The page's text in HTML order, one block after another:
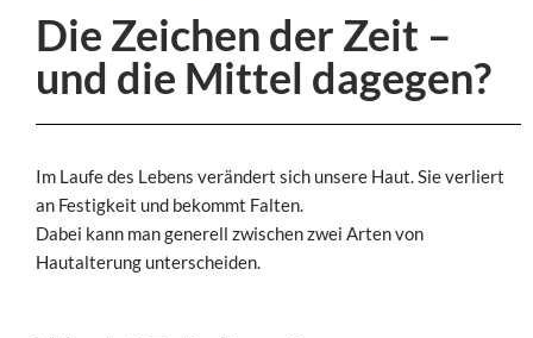
Die Zeichen der Zeit –
und die Mittel dagegen?
Im Laufe des Lebens verändert sich unsere Haut. Sie verliert
an Festigkeit und bekommt Falten.
Dabei kann man generell zwischen zwei Arten von
Hautalterung unterscheiden.